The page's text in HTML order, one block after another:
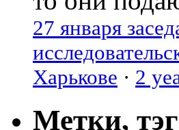
27 января
Харькове · 2
Метки,